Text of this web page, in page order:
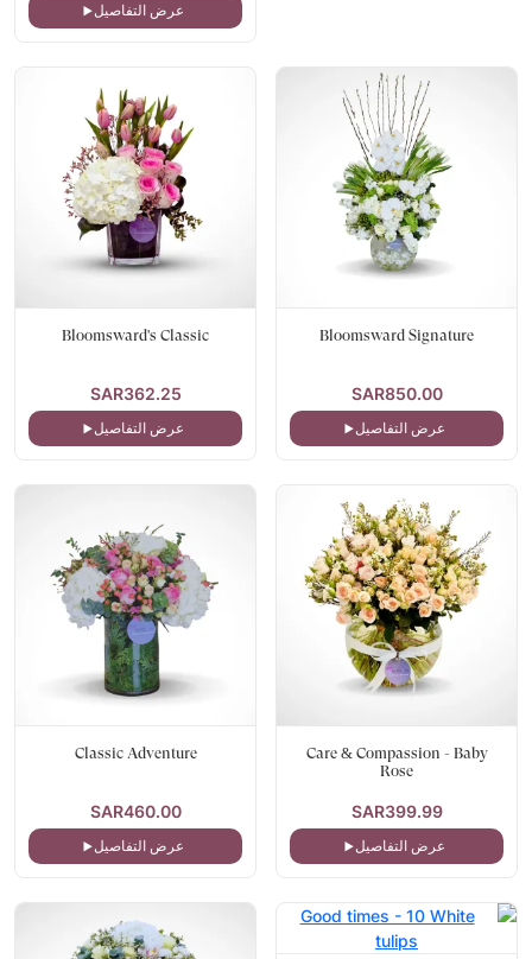
عرض التفاصيل
Bloomsward Signature
SAR850.00
عرض التفاصيل
Bloomsward's Classic
SAR362.25
عرض التفاصيل
Care & Compassion - Baby
Rose
SAR399.99
عرض التفاصيل
Classic Adventure
SAR460.00
عرض التفاصيل